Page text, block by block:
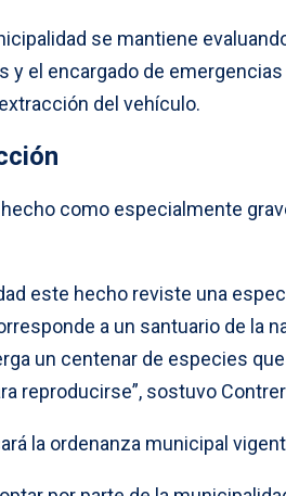
se mantiene
y el encargado de
del vehículo.
como especialmente
este hecho reviste una
a un santuario de la
un centenar de especies
reproducirse”, sostuvo
la ordenanza municipal